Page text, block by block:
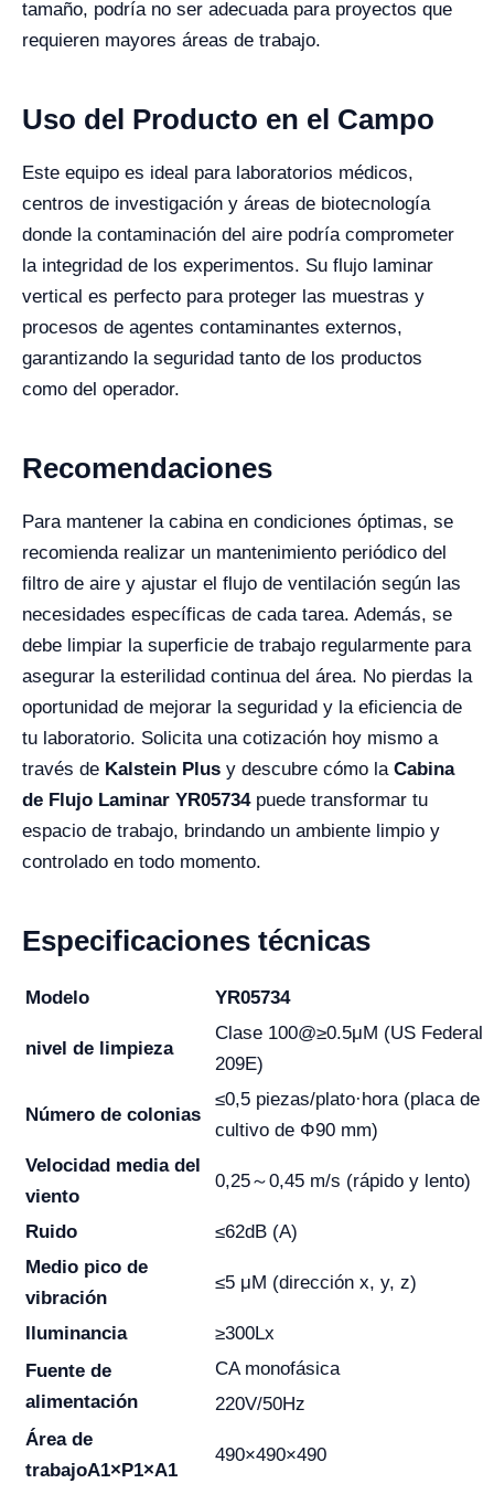
tamaño, podría no ser adecuada para proyectos que
requieren mayores áreas de trabajo.
Uso del Producto en el Campo
Este equipo es ideal para laboratorios médicos,
centros de investigación y áreas de biotecnología
donde la contaminación del aire podría comprometer
la integridad de los experimentos. Su flujo laminar
vertical es perfecto para proteger las muestras y
procesos de agentes contaminantes externos,
garantizando la seguridad tanto de los productos
como del operador.
Recomendaciones
Para mantener la cabina en condiciones óptimas, se
recomienda realizar un mantenimiento periódico del
filtro de aire y ajustar el flujo de ventilación según las
necesidades específicas de cada tarea. Además, se
debe limpiar la superficie de trabajo regularmente para
asegurar la esterilidad continua del área. No pierdas la
oportunidad de mejorar la seguridad y la eficiencia de
tu laboratorio. Solicita una cotización hoy mismo a
través de Kalstein Plus y descubre cómo la Cabina
de Flujo Laminar YR05734puede transformar tu
espacio de trabajo, brindando un ambiente limpio y
controlado en todo momento.
Especificaciones técnicas
Modelo YR05734
nivel de limpieza
Clase 100@≥0.5μM (US Federal
209E)
Número de colonias
≤0,5 piezas/plato·hora (placa de
cultivo de Φ90 mm)
Velocidad media del
viento
0,25～0,45 m/s (rápido y lento)
Ruido
≤62dB (A)
Medio pico de
vibración
≤5 μM (dirección x, y, z)
Iluminancia
≥300Lx
Fuente de
alimentación
CA monofásica
220V/50Hz
Área de
trabajoA1×P1×A1
490×490×490